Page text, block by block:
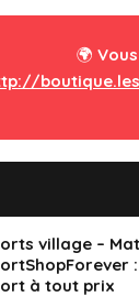
🌍
village –
à tout prix